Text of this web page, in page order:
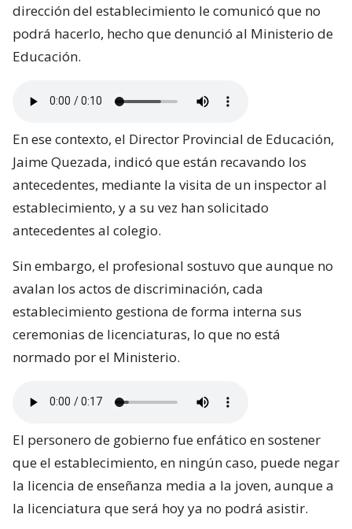
dirección del establecimiento le comunicó que no
podrá hacerlo, hecho que denunció al Ministerio de
Educación.
En ese contexto, el Director Provincial de Educación,
Jaime Quezada, indicó que están recavando los
antecedentes, mediante la visita de un inspector al
establecimiento, y a su vez han solicitado
antecedentes al colegio.
Sin embargo, el profesional sostuvo que aunque no
avalan los actos de discriminación, cada
establecimiento gestiona de forma interna sus
ceremonias de licenciaturas, lo que no está
normado por el Ministerio.
El personero de gobierno fue enfático en sostener
que el establecimiento, en ningún caso, puede negar
la licencia de enseñanza media a la joven, aunque a
la licenciatura que será hoy ya no podrá asistir.